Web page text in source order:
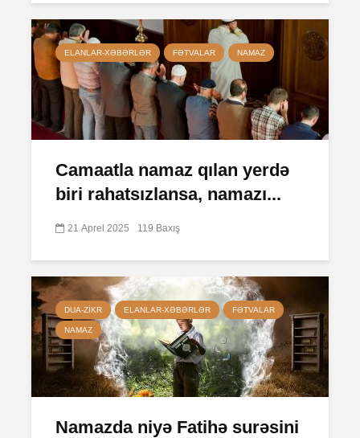
ELANLAR-XƏBƏRLƏR FƏTVALAR NAMAZ
Camaatla namaz qılan yerdə
biri rahatsızlansa, namazı...
21 Aprel 2025 119 Baxış
DUA-ZIKR ELANLAR-XƏBƏRLƏR FƏTVALAR
NAMAZ
Namazda niyə Fatihə surəsini